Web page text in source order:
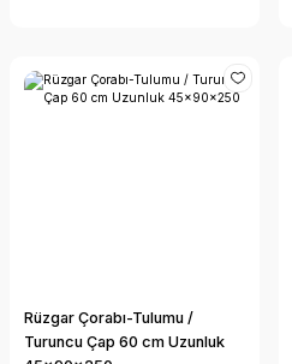
Rüzgar Çorabı-Tulumu /
Turuncu Çap 60 cm Uzunluk